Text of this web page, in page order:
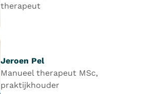
therapeut
Jeroen Pel
Manueel therapeut MSc,
praktijkhouder